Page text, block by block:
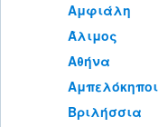
Αμφιάλη
Άλιμος
Αθήνα
Αμπελόκηποι
Βριλήσσια